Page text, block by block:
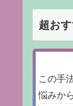
超お
この手
悩みか